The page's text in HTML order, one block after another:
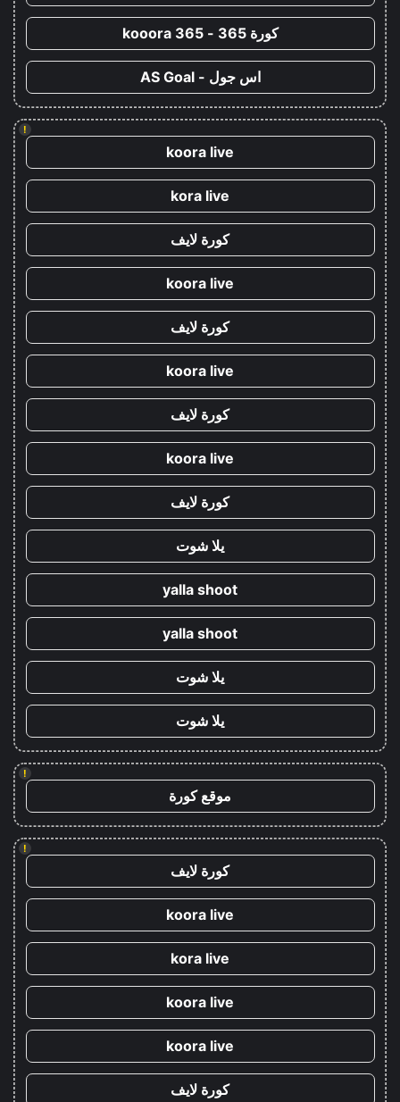
كورة 365 - kooora 365
اس جول - AS Goal
!
koora live
kora live
كورة لايف
koora live
كورة لايف
koora live
كورة لايف
koora live
كورة لايف
يلا شوت
yalla shoot
yalla shoot
يلا شوت
يلا شوت
!
موقع كورة
!
كورة لايف
koora live
kora live
koora live
koora live
كورة لايف